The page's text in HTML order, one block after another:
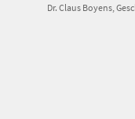
Dr. Claus Boyens,